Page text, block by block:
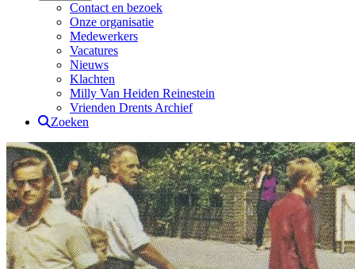
Contact en bezoek
Onze organisatie
Medewerkers
Vacatures
Nieuws
Klachten
Milly Van Heiden Reinestein
Vrienden Drents Archief
Zoeken
Drents Archief